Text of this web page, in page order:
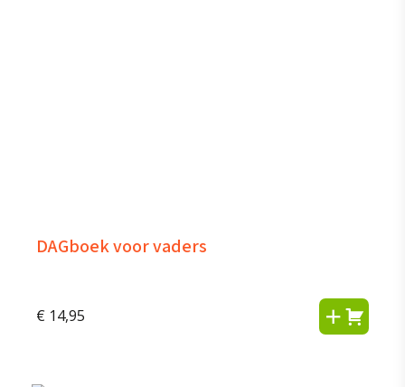
DAGboek voor vaders
€ 14,95